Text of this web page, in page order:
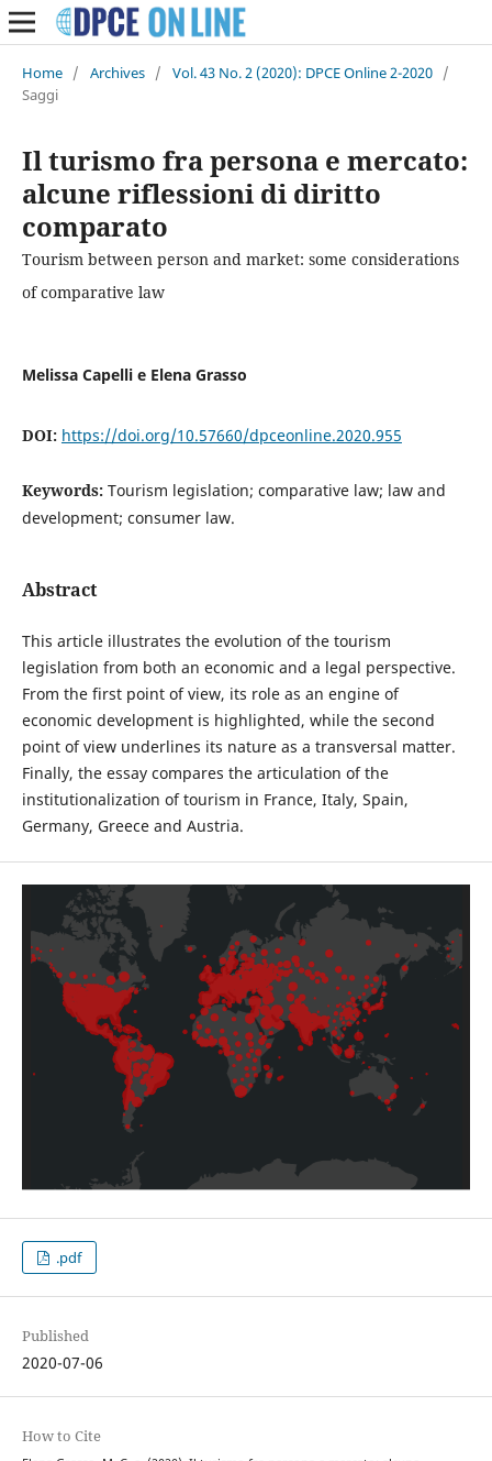
Home / Archives / Vol. 43 No. 2 (2020): DPCE Online 2-2020 /
Saggi
Il turismo fra persona e mercato:
alcune riflessioni di diritto
comparato
Tourism between person and market: some considerations
of comparative law
Melissa Capelli e Elena Grasso
DOI: https://doi.org/10.57660/dpceonline.2020.955
Keywords: Tourism legislation; comparative law; law and
development; consumer law.
Abstract
This article illustrates the evolution of the tourism
legislation from both an economic and a legal perspective.
From the first point of view, its role as an engine of
economic development is highlighted, while the second
point of view underlines its nature as a transversal matter.
Finally, the essay compares the articulation of the
institutionalization of tourism in France, Italy, Spain,
Germany, Greece and Austria.
.pdf
Published
2020-07-06
How to Cite